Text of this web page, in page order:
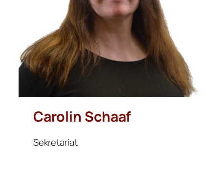
Carolin Schaaf
Sekretariat